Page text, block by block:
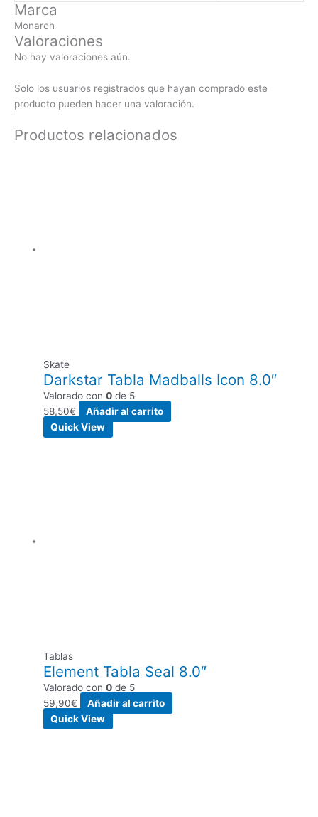
Marca
Monarch
Valoraciones
No hay valoraciones aún.
Solo los usuarios registrados que hayan comprado este
producto pueden hacer una valoración.
Productos relacionados
Skate
Darkstar Tabla Madballs Icon 8.0″
Valorado con0 de 5
58,50€
Añadir al carrito
Quick View
Tablas
Element Tabla Seal 8.0″
Valorado con0 de 5
59,90€
Añadir al carrito
Quick View